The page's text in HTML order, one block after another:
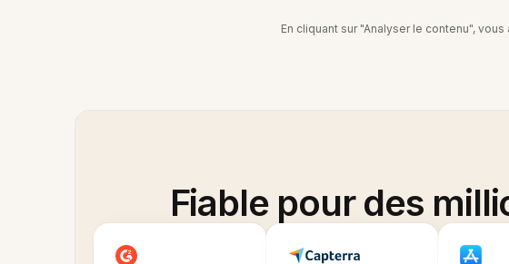
En cliquant sur "Analyser le contenu",
Fiable pour des